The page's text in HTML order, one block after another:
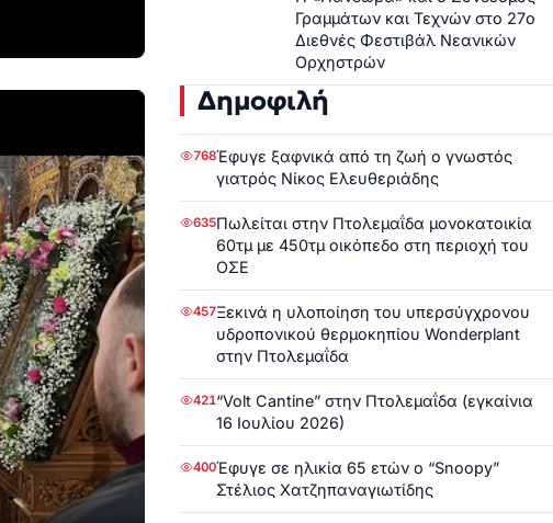
Γραμμάτων και Τεχνών στο 27ο
Διεθνές Φεστιβάλ Νεανικών
Ορχηστρών
Δημοφιλή
768Έφυγε ξαφνικά από τη ζωή ο γνωστός
γιατρός Νίκος Ελευθεριάδης
635Πωλείται στην Πτολεμαΐδα μονοκατοικία
60τμ με 450τμ οικόπεδο στη περιοχή του
ΟΣΕ
457Ξεκινά η υλοποίηση του υπερσύγχρονου
υδροπονικού θερμοκηπίου Wonderplant
στην Πτολεμαΐδα
421“Volt Cantine” στην Πτολεμαΐδα (εγκαίνια
16 Ιουλίου 2026)
400Έφυγε σε ηλικία 65 ετών ο “Snoopy”
Στέλιος Χατζηπαναγιωτίδης